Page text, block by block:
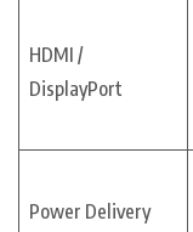
HDMI /
DisplayPort
Power Delivery